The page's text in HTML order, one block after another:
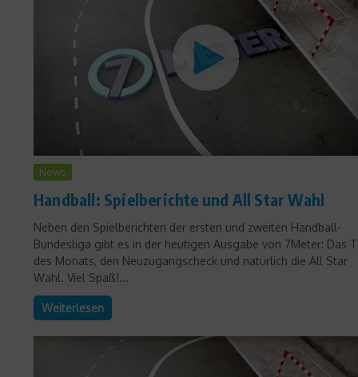
News
Handball: Spielberichte und All Star Wahl
Neben den Spielberichten der ersten und zweiten Handball-
Bundesliga gibt es in der heutigen Ausgabe von 7Meter: Das
des Monats, den Neuzugangscheck und natürlich die All Star
Wahl. Viel Spaß!...
Weiterlesen